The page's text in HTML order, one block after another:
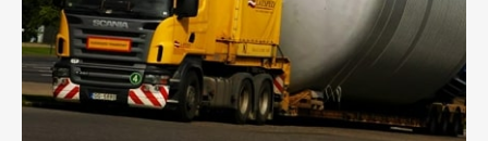
- Перевозка техники и негабаритных грузов
осуществляется после получения разрешения на
перевозку (обычно 7-14 дней).
- Тайгер Логистик в короткие сроки поможет вам
качественно и безопасно перевезти негабаритные
грузы по всей России тралом, манипулятором и
другим транспортом и подобрать оптимальный